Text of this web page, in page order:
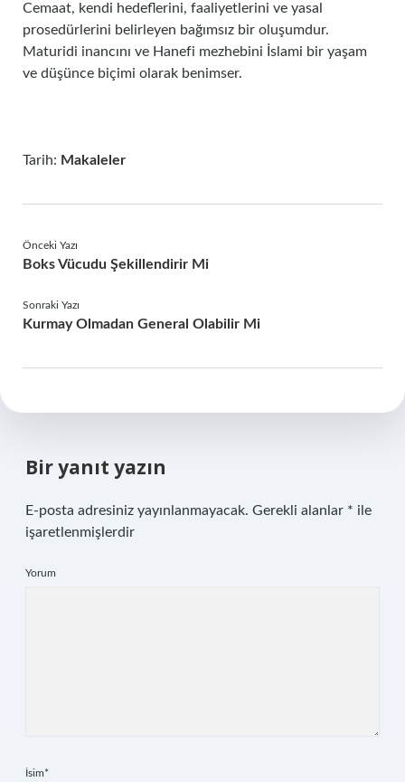
Cemaat, kendi hedeflerini, faaliyetlerini ve yasal
prosedürlerini belirleyen bağımsız bir oluşumdur.
Maturidi inancını ve Hanefi mezhebini İslami bir yaşam
ve düşünce biçimi olarak benimser.
Tarih: Makaleler
Önceki Yazı
Boks Vücudu Şekillendirir Mi
Sonraki Yazı
Kurmay Olmadan General Olabilir Mi
Bir yanıt yazın
E-posta adresiniz yayınlanmayacak. Gerekli alanlar * ile
işaretlenmişlerdir
Yorum
İsim*